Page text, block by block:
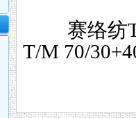
赛络纺
T/M 70/